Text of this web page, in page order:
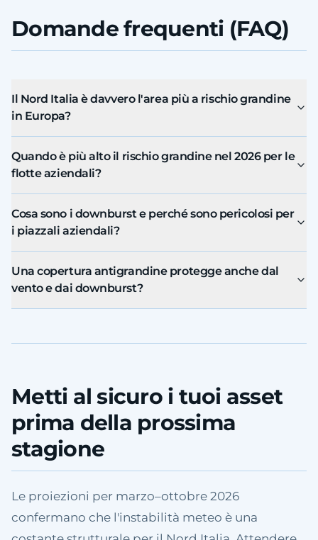
Domande frequenti (FAQ)
Il Nord Italia è davvero l'area più a rischio grandine
in Europa?
Quando è più alto il rischio grandine nel 2026 per le
flotte aziendali?
Cosa sono i downburst e perché sono pericolosi per
i piazzali aziendali?
Una copertura antigrandine protegge anche dal
vento e dai downburst?
Metti al sicuro i tuoi asset
prima della prossima
stagione
Le proiezioni per marzo–ottobre 2026
confermano che l'instabilità meteo è una